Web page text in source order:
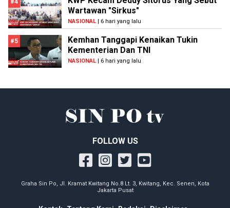
#4
Wartawan "Sirkus"
NASIONAL | 6 hari yang lalu
#5
Kemhan Tanggapi Kenaikan Tukin
Kementerian Dan TNI
NASIONAL | 6 hari yang lalu
FOLLOW US
Graha Sin Po, Jl. Kramat Kwitang No.8 Lt. 3, Kwitang, Kec. Senen, Kota
Jakarta Pusat